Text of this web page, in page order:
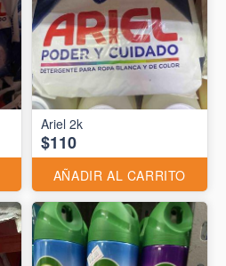
Ariel 2k
$110
AÑADIR AL CARRITO